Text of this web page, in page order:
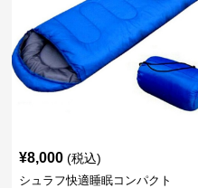
¥8,000 (税込)
シュラフ快適睡眠コンパクト